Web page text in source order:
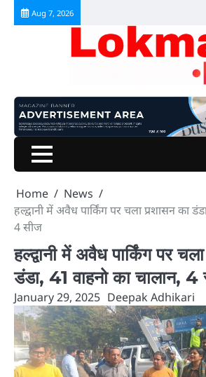
Skip
Aug 7, 2026
Home
News
हल्द्वानी में अवैध पार्किंग पर चला प्रशासन का
4 सीज
हल्द्वानी में अवैध पार्किंग पर
डंडा, 41 वाहनो का चालान, 4
January 29, 2025 Deepak Adhikari